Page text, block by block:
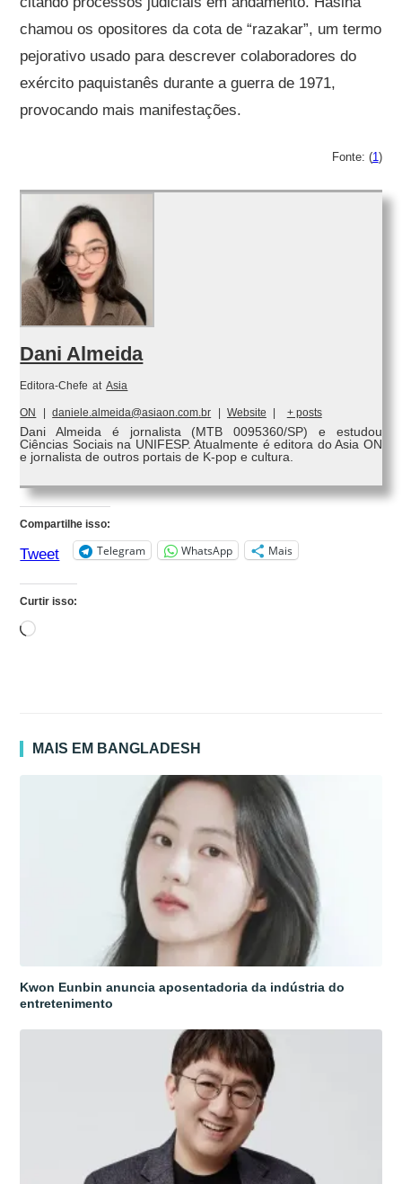
chamou os opositores da cota de “razakar”, um termo
pejorativo usado para descrever colaboradores do
exército paquistanês durante a guerra de 1971,
provocando mais manifestações.
Fonte: (1)
Dani Almeida
Editora-Chefe at Asia
ON daniele.almeida@asiaon.com.br Website + posts
Dani Almeida é jornalista (MTB 0095360/SP) e estudou
Ciências Sociais na UNIFESP. Atualmente é editora do Asia ON
e jornalista de outros portais de K-pop e cultura.
Compartilhe isso:
Tweet Telegram WhatsApp Mais
Curtir isso:
Carregando...
MAIS EM BANGLADESH
Kwon Eunbin anuncia aposentadoria da indústria do
entretenimento